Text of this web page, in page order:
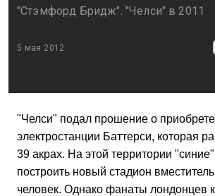
"Стэмфорд Бридж". "Челси" в 2011
5 мая 2012
"Челси" подал прошение о
электростанции Баттерси, которая
39 акрах. На этой территории "синие"
построить новый стадион
человек. Однако фанаты лондонцев